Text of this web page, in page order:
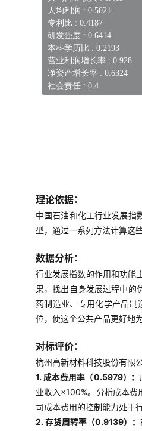
人均利润 : 0.5021
专利比 : 0.4187
研发强度 : 0.6414
本科学历比 : 0.2193
营业利润增长率 : 0.928
净资产增长率 : 0.6324
社会责任 : 0.4
理论依据：
中国石油和化工行业发展指
型，通过一系列方法计算这
数据分析：
行业发展指数的作用和功能
果，找出自身发展过程中的
药制造业、专用化学产品制
位，使这个公共产品更好地
对标评价：
杭州高新材料科技股份有限
1. 成本费用率（0.5979）：
业收入×100%。分析成本费
司成本费用的控制能力处于
2. 存货周转率（0.9139）：